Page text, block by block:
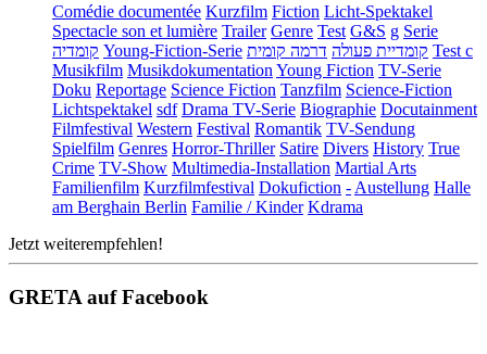
Comédie documentée Kurzfilm Fiction Licht-Spektakel
Spectacle son et lumière Trailer Genre Test G&S g Serie
קומדיה Young-Fiction-Serie קומדיית פעולה דרמה קומית
Test c
Musikfilm Musikdokumentation Young Fiction TV-Serie
Doku Reportage Science Fiction Tanzfilm Science-Fiction
Lichtspektakel sdf Drama TV-Serie Biographie Docutainment
Filmfestival Western Festival Romantik TV-Sendung
Spielfilm Genres Horror-Thriller Satire Divers History True
Crime TV-Show Multimedia-Installation Martial Arts
Familienfilm Kurzfilmfestival Dokufiction - Austellung Halle
am Berghain Berlin Familie / Kinder Kdrama
Jetzt weiterempfehlen!
GRETA auf Facebook